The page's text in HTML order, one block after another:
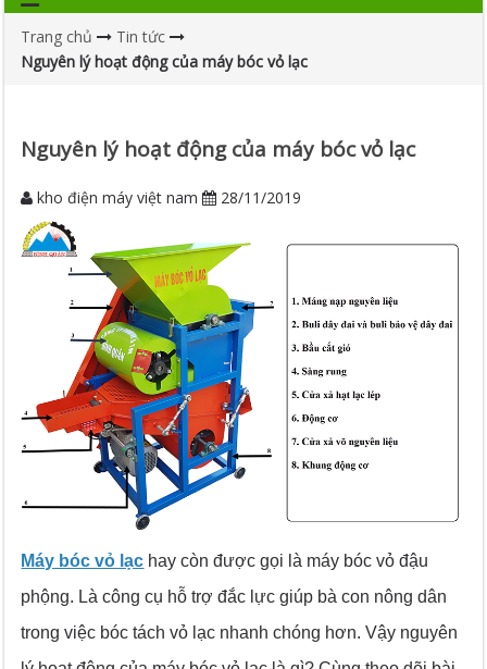
Trang chủ
Tin tức
Nguyên lý hoạt động của máy bóc vỏ lạc
Nguyên lý hoạt động của máy bóc vỏ lạc
kho điện máy việt nam 28/11/2019
Máy bóc vỏ lạc hay còn được gọi là máy bóc vỏ đậu
phộng. Là công cụ hỗ trợ đắc lực giúp bà con nông dân
trong việc bóc tách vỏ lạc nhanh chóng hơn. Vậy nguyên